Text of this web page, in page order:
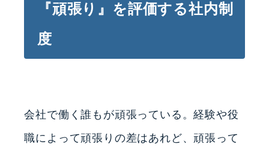
『頑張り』を評価する社内制
度
会社で働く誰もが頑張っている。経験や役
職によって頑張りの差はあれど、頑張って